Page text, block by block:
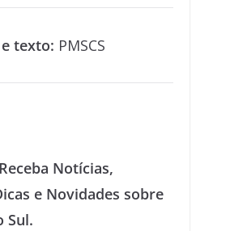
texto: PMSCS
Notícias,
e Novidades sobre
Sul.